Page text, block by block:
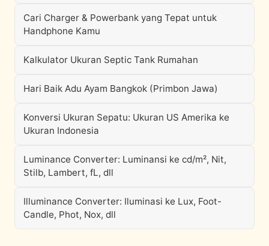
Cari Charger & Powerbank yang Tepat untuk
Handphone Kamu
Kalkulator Ukuran Septic Tank Rumahan
Hari Baik Adu Ayam Bangkok (Primbon Jawa)
Konversi Ukuran Sepatu: Ukuran US Amerika ke
Ukuran Indonesia
Luminance Converter: Luminansi ke cd/m², Nit,
Stilb, Lambert, fL, dll
Illuminance Converter: Iluminasi ke Lux, Foot-
Candle, Phot, Nox, dll